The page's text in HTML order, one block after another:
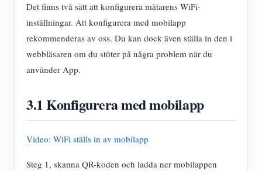
Det finns två sätt att konfigurera mätarens WiFi-
inställningar. Att konfigurera med mobilapp
rekommenderas av oss. Du kan dock även ställa in den i
webbläsaren om du stöter på några problem när du
använder App.
3.1 Konfigurera med mobilapp
Video: WiFi ställs in av mobilapp
Steg 1, skanna QR-koden och ladda ner mobilappen